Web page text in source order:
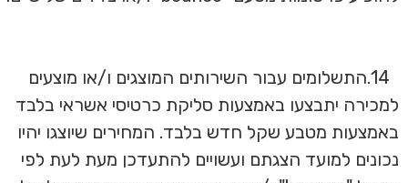
14.התשלומים עבור השירותים המוצגים ו/או מוצעים
למכירה יתבצעו באמצעות סליקת כרטיסי אשראי בלבד
באמצעות מטבע שקל חדש בלבד. המחירים שיוצגו יהיו
נכונים למועד הצגתם ועשויים להתעדכן מעת לעת לפי